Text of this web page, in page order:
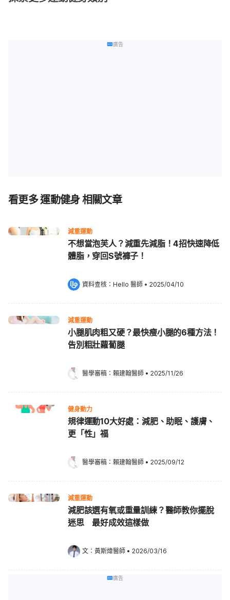
廣告
看更多 運動健身 相關文章
減重運動
不想當泡芙人？減重先減脂！4招快速降低
體脂，穿回S號褲子！
資料查核： Hello 醫師 • 2025/04/10
減重運動
小腿肌肉粗又硬？最快瘦小腿的6種方法！
告別粗壯蘿蔔腿
醫學審稿： 賴建翰醫師 • 2025/11/26
健身動力
規律運動10大好處：減肥、助眠、護膚、
更「性」福
醫學審稿： 賴建翰醫師 • 2025/09/12
減重運動
減肥該選有氧或重量訓練？醫師教你擺脫
迷思 最好成效這樣做
文： 黃斯煒醫師 • 2026/03/16
廣告